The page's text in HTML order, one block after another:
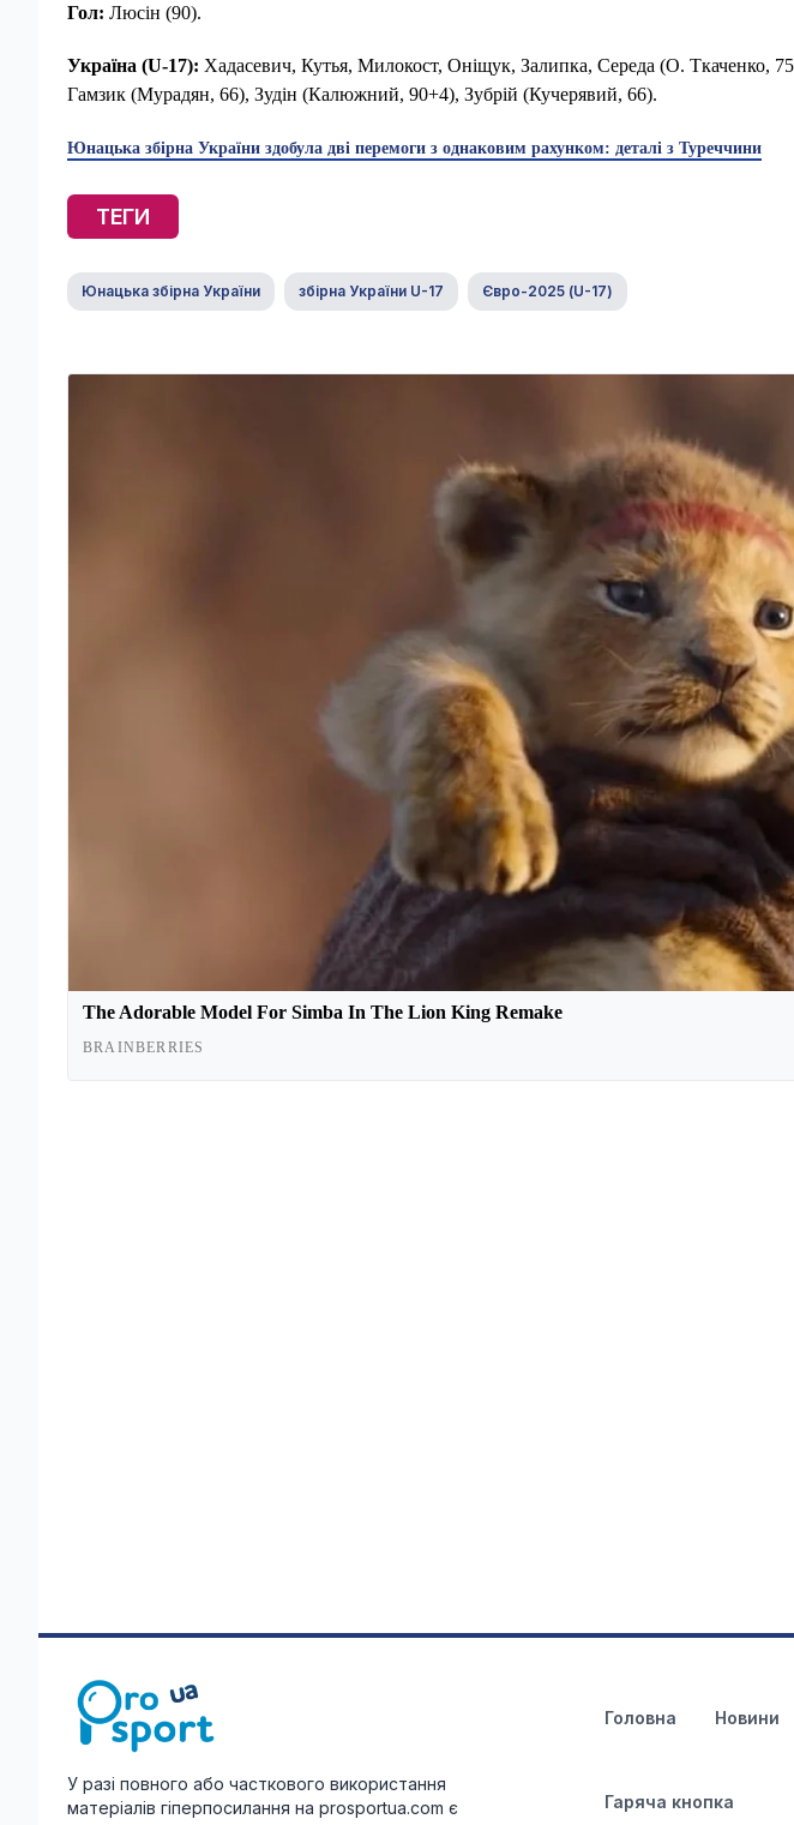
Гол: Люсін (90).
Україна (U-17): Хадасевич, Кутья, Милокост, Оніщук, Залипка, Середа (О. Ткаченко,
Гамзик (Мурадян, 66), Зудін (Калюжний, 90+4), Зубрій (Кучерявий, 66).
Юнацька збірна України здобула дві перемоги з однаковим рахунком: деталі з Туреччини
ТЕГИ
Юнацька збірна України збірна України U-17 Євро-2025 (U-17)
У разі повного або часткового використання
матеріалів гіперпосилання на prosportua.com є
Головна Новини
Гаряча кнопка